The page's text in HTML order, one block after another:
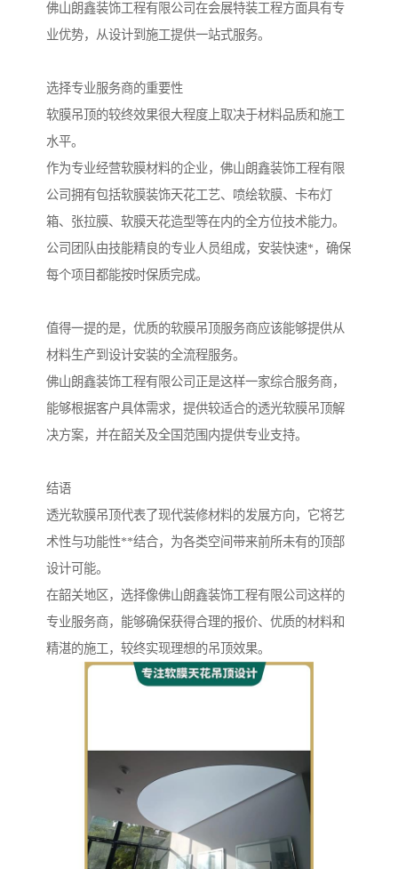
佛山朗鑫装饰工程有限公司在会展特装工程方面具有专
业优势，从设计到施工提供一站式服务。
选择专业服务商的重要性
软膜吊顶的较终效果很大程度上取决于材料品质和施工
水平。
作为专业经营软膜材料的企业，佛山朗鑫装饰工程有限
公司拥有包括软膜装饰天花工艺、喷绘软膜、卡布灯
箱、张拉膜、软膜天花造型等在内的全方位技术能力。
公司团队由技能精良的专业人员组成，安装快速*，确保
每个项目都能按时保质完成。
值得一提的是，优质的软膜吊顶服务商应该能够提供从
材料生产到设计安装的全流程服务。
佛山朗鑫装饰工程有限公司正是这样一家综合服务商，
能够根据客户具体需求，提供较适合的透光软膜吊顶解
决方案，并在韶关及全国范围内提供专业支持。
结语
透光软膜吊顶代表了现代装修材料的发展方向，它将艺
术性与功能性**结合，为各类空间带来前所未有的顶部
设计可能。
在韶关地区，选择像佛山朗鑫装饰工程有限公司这样的
专业服务商，能够确保获得合理的报价、优质的材料和
精湛的施工，较终实现理想的吊顶效果。